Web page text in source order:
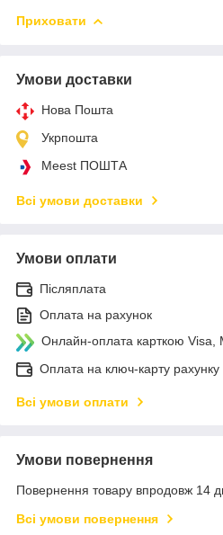
Приховати
Умови доставки
Нова Пошта
Укрпошта
Meest ПОШТА
Всі умови доставки
Умови оплати
Післяплата
Оплата на рахунок
Онлайн-оплата карткою Visa,
Оплата на ключ-карту рахунку
Всі умови оплати
Умови повернення
Повернення товару впродовж 14
Всі умови повернення